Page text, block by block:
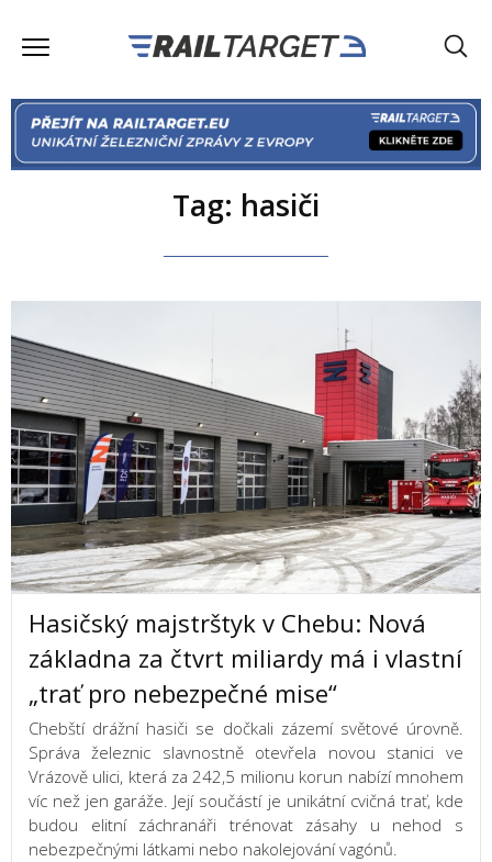
Tag: hasiči
Hasičský majstrštyk v Chebu: Nová
základna za čtvrt miliardy má i vlastní
„trať pro nebezpečné mise“
Chebští drážní hasiči se dočkali zázemí světové úrovně.
Správa železnic slavnostně otevřela novou stanici ve
Vrázově ulici, která za 242,5 milionu korun nabízí mnohem
víc než jen garáže. Její součástí je unikátní cvičná trať, kde
budou elitní záchranáři trénovat zásahy u nehod s
nebezpečnými látkami nebo nakolejování vagónů.